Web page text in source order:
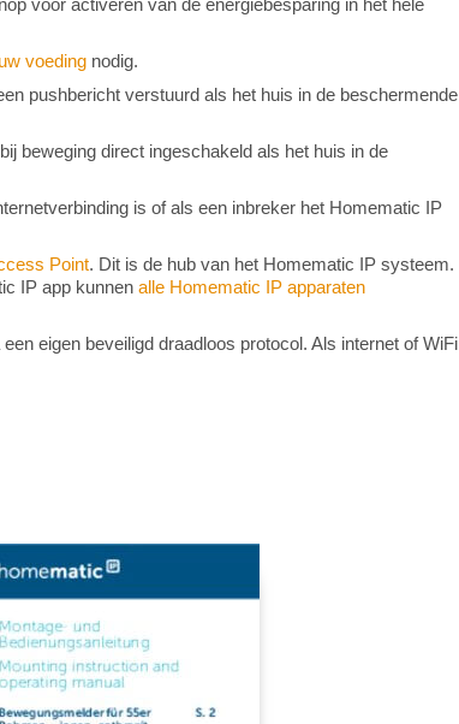
voor activeren van de energiebesparing in het hele
voeding nodig.
pushbericht verstuurd als het huis in de beschermende
beweging direct ingeschakeld als het huis in de
is of als een inbreker het Homematic IP
Point. Dit is de hub van het Homematic IP systeem.
IP app kunnen alle Homematic IP apparaten
eigen beveiligd draadloos protocol. Als internet of WiFi